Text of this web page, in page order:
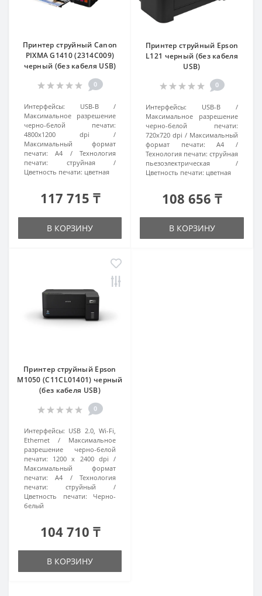
Принтер струйный Canon
PIXMA G1410 (2314C009)
черный (без кабеля USB)
0
Интерфейсы:
USB-B
Максимальное разрешение
черно-белой печати:
4800x1200 dpi
Максимальный формат
печати:
A4
Технология
печати:
струйная
Цветность печати: цветная
117 715 ₸
В КОРЗИНУ
Принтер струйный Epson
L121 черный (без кабеля
USB)
0
Интерфейсы:
USB-B
Максимальное разрешение
черно-белой печати:
720x720 dpi
Максимальный
формат печати:
A4
Технология печати: струйная
пьезоэлектрическая
Цветность печати: цветная
108 656 ₸
В КОРЗИНУ
Принтер струйный Epson
M1050 (C11CL01401) черный
(без кабеля USB)
0
Интерфейсы: USB 2.0, Wi-Fi,
Ethernet
Максимальное
разрешение черно-белой
печати:
1200 x 2400 dpi
Максимальный формат
печати:
A4
Технология
печати:
струйный
Цветность печати:
Черно-
белый
104 710 ₸
В КОРЗИНУ